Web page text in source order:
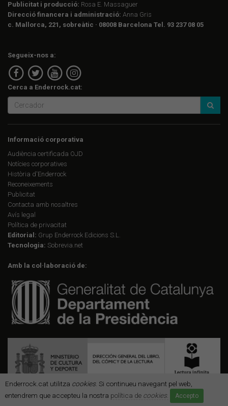
Enderrock.cat utilitza cookies. Si continueu navegant pel web,
entendrem que accepteu la nostra política de cookies. Accepto
Publicitat i producció: Rosa E. Massaguer
Direcció financera i administració: Anna Gris
c. Mallorca, 221, sobreàtic · 08008 Barcelona Tel. 93 237 08 05
Segueix-nos a:
Cerca a Enderrock.cat:
Informació corporativa
Audiència certificada OJD
Notícies corporatives
Història d'Enderrock
Reconeixements
Publicitat
Contacta amb nosaltres
Avís legal
Política de privacitat
Editorial: Grup Enderrock Edicions S.L.
Tecnologia: Sobrevia.net
Amb la col·laboració de: